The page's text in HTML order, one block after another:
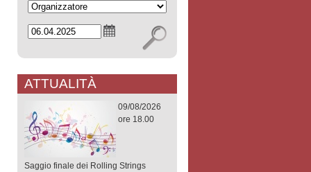
ATTUALITÀ
09/08/2026
ore 18.00
Saggio finale dei Rolling Strings